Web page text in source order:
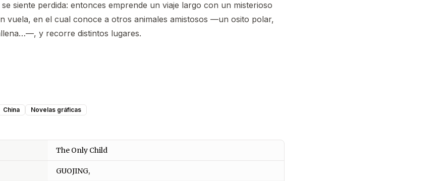
siente perdida: entonces emprende un viaje largo con un misterioso
vuela, en el cual conoce a otros animales amistosos —un osito polar,
y recorre distintos lugares.
China Novelas gráficas
The Only Child
GUOJING,